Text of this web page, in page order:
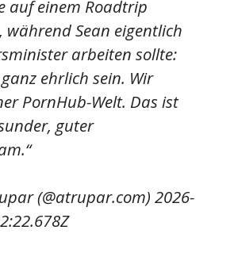
auf einem Roadtrip
während Sean eigentlich
arbeiten sollte:
ehrlich sein. Wir
PornHub-Welt. Das ist
guter
(@atrupar.com) 2026-